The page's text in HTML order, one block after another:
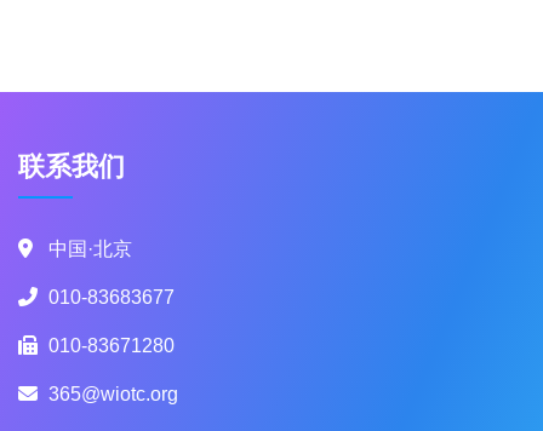
联系我们
中国·北京
010-83683677
010-83671280
365@wiotc.org